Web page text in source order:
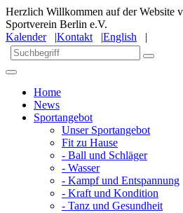
Herzlich Willkommen auf der Website
Sportverein Berlin e.V.
Kalender|Kontakt |English |
Home
News
Sportangebot
Unser Sportangebot
Fit zu Hause
- Ball und Schläger
- Wasser
- Kampf und Entspannung
- Kraft und Kondition
- Tanz und Gesundheit